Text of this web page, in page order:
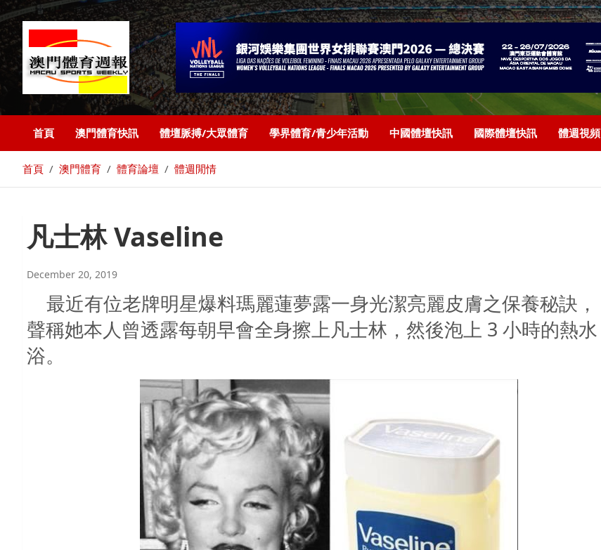
首頁 澳門體育快訊 體壇脈搏/大眾體育 學界體育/青少年活動 中國體壇快訊 國際體壇快訊 體週視頻
首頁 澳門體育 體育論壇 體週閒情
凡士林 Vaseline
December 20, 2019
最近有位老牌明星爆料瑪麗蓮夢露一身光潔亮麗皮膚之保養秘訣，
聲稱她本人曾透露每朝早會全身擦上凡士林，然後泡上 3 小時的熱水
浴。